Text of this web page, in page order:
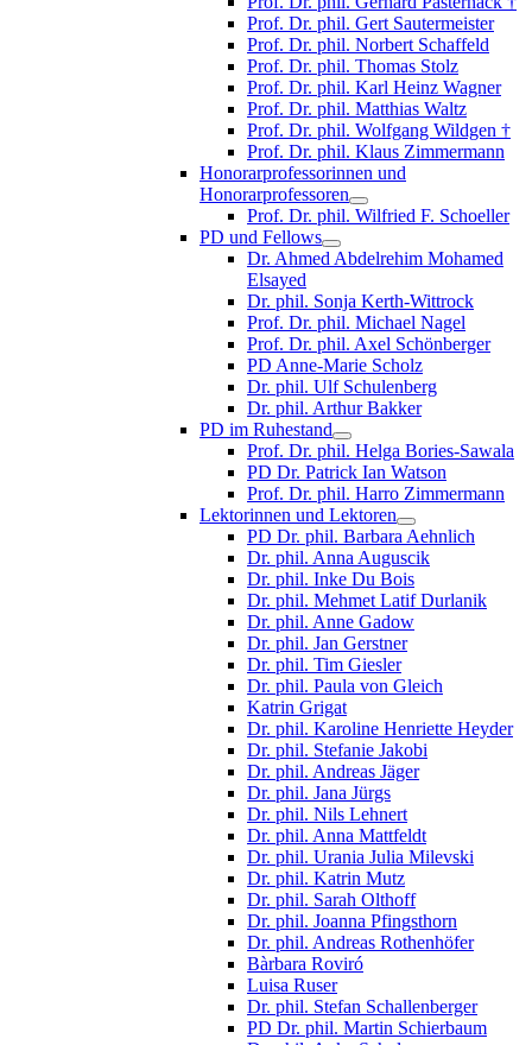
Prof. Dr. phil. Gert Sautermeister
Prof. Dr. phil. Norbert Schaffeld
Prof. Dr. phil. Thomas Stolz
Prof. Dr. phil. Karl Heinz Wagner
Prof. Dr. phil. Matthias Waltz
Prof. Dr. phil. Wolfgang Wildgen †
Prof. Dr. phil. Klaus Zimmermann
Honorarprofessorinnen und
Honorarprofessoren
Prof. Dr. phil. Wilfried F. Schoeller
PD und Fellows
Dr. Ahmed Abdelrehim Mohamed
Elsayed
Dr. phil. Sonja Kerth-Wittrock
Prof. Dr. phil. Michael Nagel
Prof. Dr. phil. Axel Schönberger
PD Anne-Marie Scholz
Dr. phil. Ulf Schulenberg
Dr. phil. Arthur Bakker
PD im Ruhestand
Prof. Dr. phil. Helga Bories-Sawala
PD Dr. Patrick Ian Watson
Prof. Dr. phil. Harro Zimmermann
Lektorinnen und Lektoren
PD Dr. phil. Barbara Aehnlich
Dr. phil. Anna Auguscik
Dr. phil. Inke Du Bois
Dr. phil. Mehmet Latif Durlanik
Dr. phil. Anne Gadow
Dr. phil. Jan Gerstner
Dr. phil. Tim Giesler
Dr. phil. Paula von Gleich
Katrin Grigat
Dr. phil. Karoline Henriette Heyder
Dr. phil. Stefanie Jakobi
Dr. phil. Andreas Jäger
Dr. phil. Jana Jürgs
Dr. phil. Nils Lehnert
Dr. phil. Anna Mattfeldt
Dr. phil. Urania Julia Milevski
Dr. phil. Katrin Mutz
Dr. phil. Sarah Olthoff
Dr. phil. Joanna Pfingsthorn
Dr. phil. Andreas Rothenhöfer
Bàrbara Roviró
Luisa Ruser
Dr. phil. Stefan Schallenberger
PD Dr. phil. Martin Schierbaum